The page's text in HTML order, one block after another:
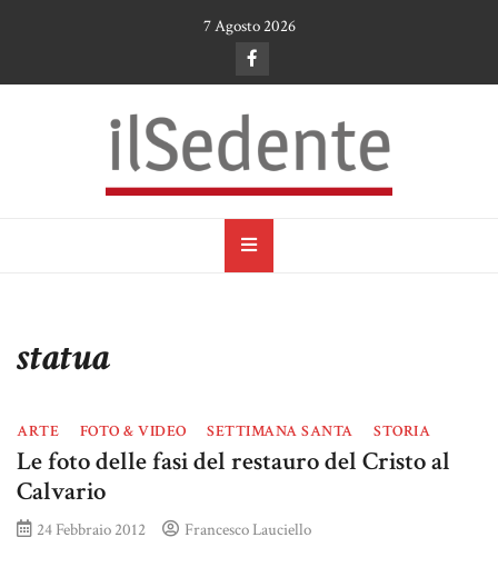
7 Agosto 2026
il Sedente
statua
ARTE FOTO & VIDEO SETTIMANA SANTA STORIA
Le foto delle fasi del restauro del Cristo al
Calvario
24 Febbraio 2012 Francesco Lauciello